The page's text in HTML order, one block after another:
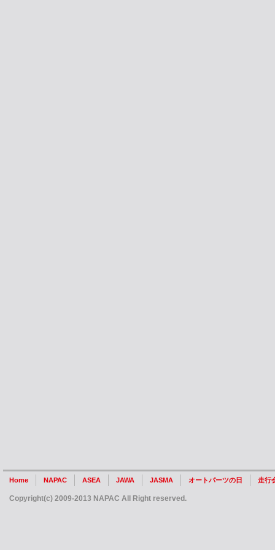
Home NAPAC ASEA JAWA JASMA オートパーツの日 走行
Copyright(c) 2009-2013 NAPAC All Right reserved.